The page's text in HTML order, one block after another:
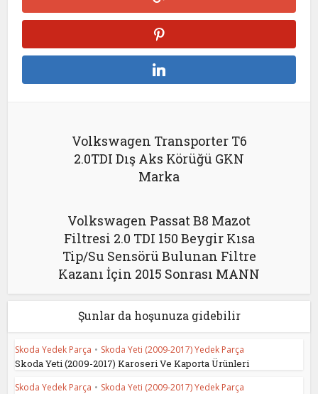
Volkswagen Transporter T6
2.0TDI Dış Aks Körüğü GKN
Marka
Volkswagen Passat B8 Mazot
Filtresi 2.0 TDI 150 Beygir Kısa
Tip/Su Sensörü Bulunan Filtre
Kazanı İçin 2015 Sonrası MANN
Şunlar da hoşunuza gidebilir
Skoda Yedek Parça • Skoda Yeti (2009-2017) Yedek Parça
Skoda Yeti (2009-2017) Karoseri Ve Kaporta Ürünleri
Skoda Yedek Parça • Skoda Yeti (2009-2017) Yedek Parça